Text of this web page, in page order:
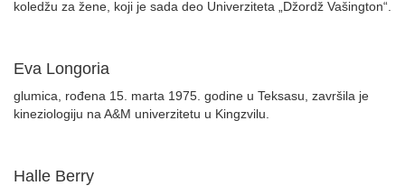
koledžu za žene, koji je sada deo Univerziteta „Džordž Vašington“.
Eva Longoria
glumica, rođena 15. marta 1975. godine u Teksasu, završila je
kineziologiju na A&M univerzitetu u Kingzvilu.
Halle Berry